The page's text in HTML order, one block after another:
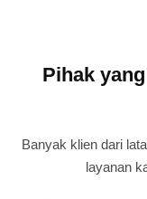
Pihak
Banyak klien dari
layanan